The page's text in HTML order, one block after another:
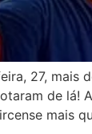
27, mais
de lá!
mais